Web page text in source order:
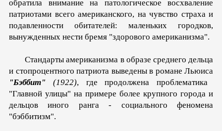
обратила внимание на патологическое восхваление
патриотами всего американского, на чувство страха и
подав­ленности обитателей: маленьких городков,
вынужденных не­сти бремя "здорового американизма".
Стандарты америка­низма в образе среднего дельца
и стопроцентного патриота выведены в романе Льюиса
"Бэббит" (1922), где продолжена проблематика
"Главной улицы" на примере более крупного города и
дельцов иного ранга - социального феномена
"бэббитизм".